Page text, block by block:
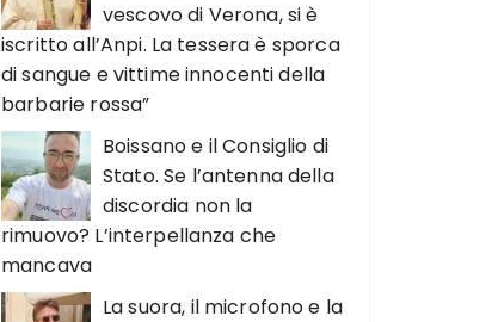
vescovo di Verona, si è
iscritto all’Anpi. La tessera è sporca
di sangue e vittime innocenti della
barbarie rossa”
Boissano e il Consiglio di
Stato. Se l’antenna della
discordia non la
rimuovo? L’interpellanza che
mancava
La suora, il microfono e la